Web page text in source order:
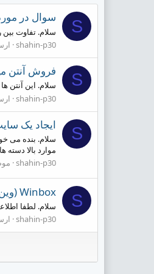
S سوال در
سلام. تفاوت بین ریدایرکت
shahin-p30
S فروش آنتن
سلام. این آنتن
shahin-p30
S ایجاد یک
سلام. بنده می
موارد بالا دسته های
shahin-p30
S Winbox (وین باکس) چیست؟
سلام. لطفا
shahin-p30